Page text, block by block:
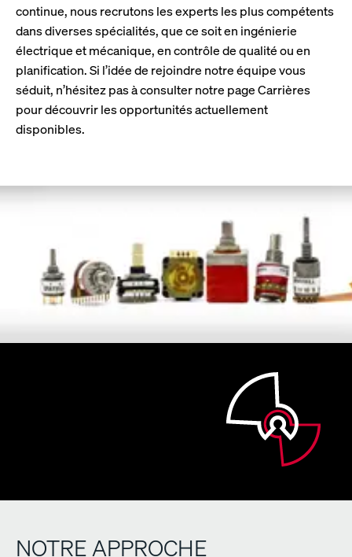
continue, nous recrutons les experts les plus compétents
dans diverses spécialités, que ce soit en ingénierie
électrique et mécanique, en contrôle de qualité ou en
planification. Si l’idée de rejoindre notre équipe vous
séduit, n’hésitez pas à consulter notre page Carrières
pour découvrir les opportunités actuellement
disponibles.
NOTRE APPROCHE